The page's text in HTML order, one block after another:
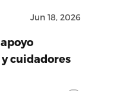
Jun 18, 2026
cuidadores